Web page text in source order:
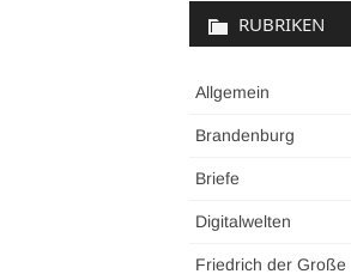
RUBRIKEN
Allgemein
Brandenburg
Briefe
Digitalwelten
Friedrich der Große